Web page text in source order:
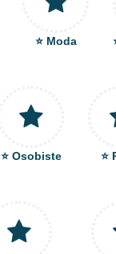
⭐ Moda
⭐ Osobiste ⭐